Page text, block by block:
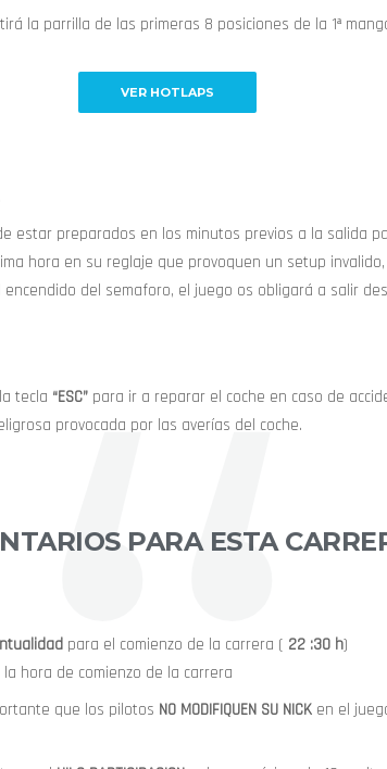
la parrilla de las primeras 8 posiciones de la 1ª
VER HOTLAPS
estar preparados en los minutos previos a la salida
hora en su reglaje que provoquen un setup
encendido del semaforo, el juego os obligará a salir
tecla “ESC”para ir a reparar el coche en caso de
provocada por las averías del coche.
PARA ESTA
para el comienzo de la carrera ( 22 :30 h)
hora de comienzo de la carrera
que los pilotos NO MODIFIQUEN SU NICKen el